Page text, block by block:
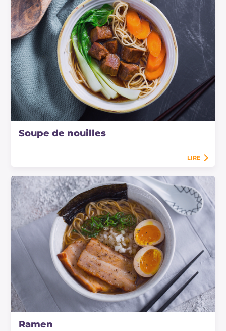
Soupe de nouilles
LIRE
Ramen